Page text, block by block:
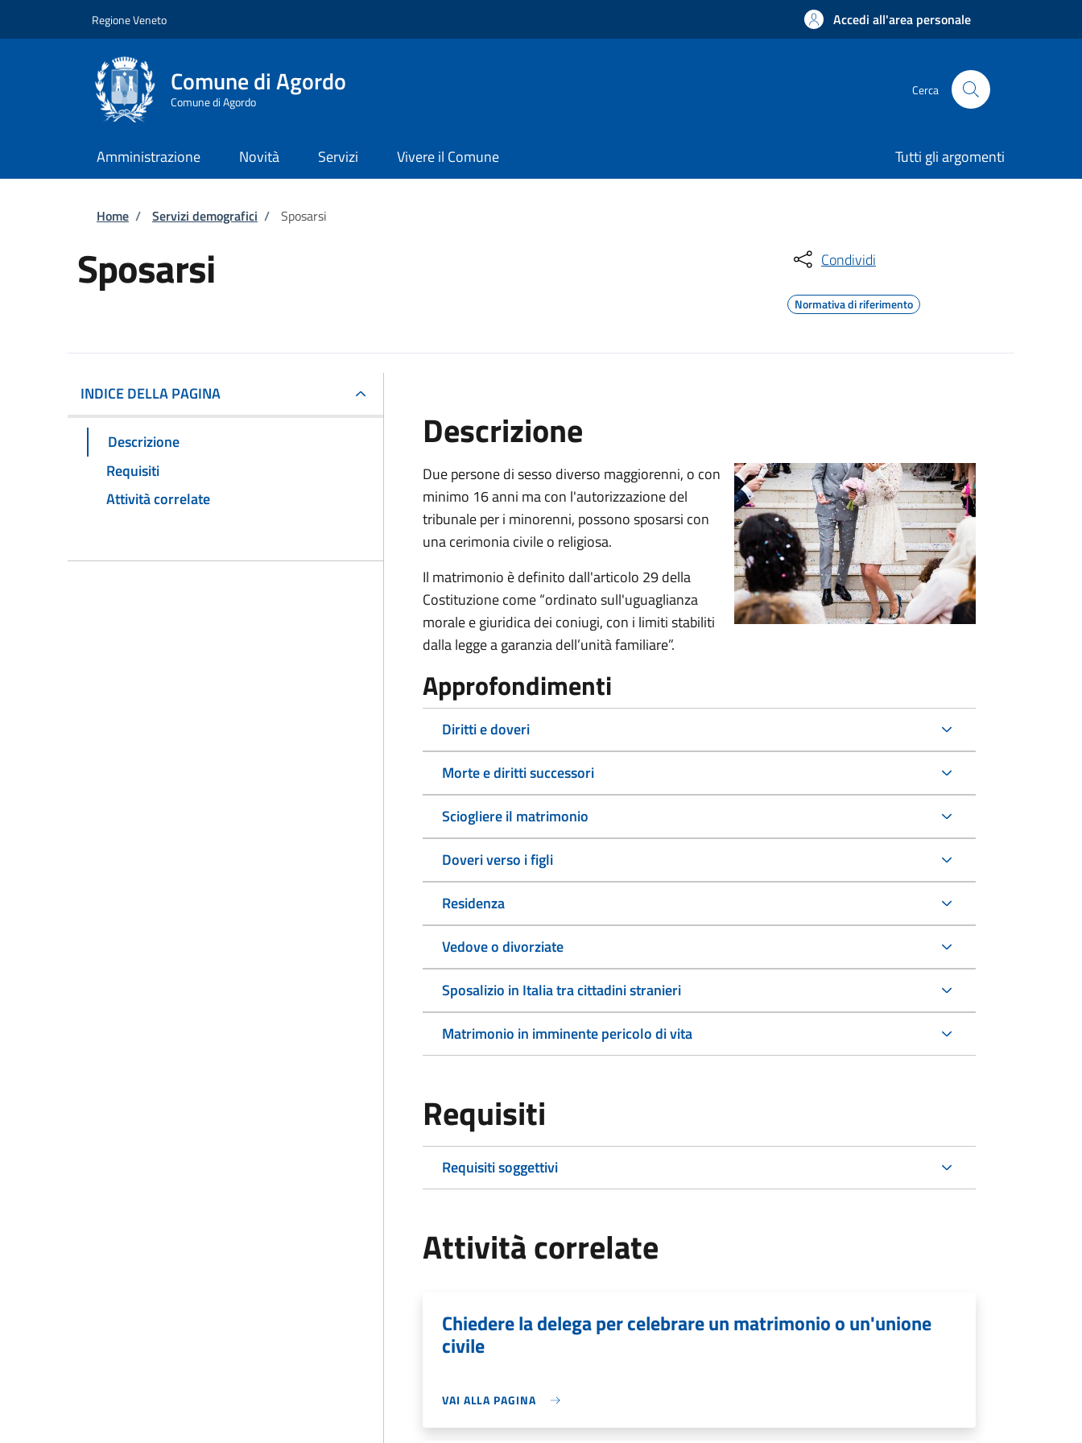
Regione Veneto Accedi all'area personale
Comune di Agordo
Comune di Agordo
Cerca
Amministrazione Novità Servizi Vivere il Comune Tutti gli argomenti
Briciole di pane
Home / Servizi demografici / Sposarsi
Sposarsi Condividi
Normativa di riferimento
INDICE DELLA PAGINA
Descrizione
Requisiti
Attività correlate
Descrizione
Due persone di sesso diverso maggiorenni, o con
minimo 16 anni ma con l'autorizzazione del
tribunale per i minorenni, possono sposarsi con
una cerimonia civile o religiosa.
Il matrimonio è definito dall'articolo 29 della
Costituzione come “ordinato sull'uguaglianza
morale e giuridica dei coniugi, con i limiti stabiliti
dalla legge a garanzia dell’unità familiare”.
Approfondimenti
Diritti e doveri
Morte e diritti successori
Sciogliere il matrimonio
Doveri verso i figli
Residenza
Vedove o divorziate
Sposalizio in Italia tra cittadini stranieri
Matrimonio in imminente pericolo di vita
Requisiti
Requisiti soggettivi
Attività correlate
Chiedere la delega per celebrare un matrimonio o un'unione
civile
VAI ALLA PAGINA